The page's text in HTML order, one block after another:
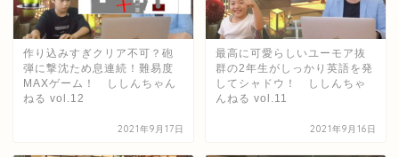
作り込みすぎクリア不可？砲
弾に撃沈ため息連続！難易度
MAXゲーム！ ししんちゃん
ねる vol.12
2021年9月17日
最高に可愛らしいユーモア抜
群の2年生がしっかり英語を発
してシャドウ！ ししんちゃ
んねる vol.11
2021年9月16日